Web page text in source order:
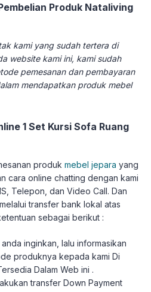
Produk Nataliving
kami yang sudah tertera di
website kami ini, kami sudah
pemesanan dan pembayaran
mendapatkan produk mebel
1 Set Kursi Sofa Ruang
produk mebel jepara yang
cara online chatting dengan kami
Telepon, dan Video Call. Dan
transfer bank lokal atas
sebagai berikut :
inginkan, lalu informasikan
produknya kepada kami Di
Dalam Web ini .
transfer Down Payment